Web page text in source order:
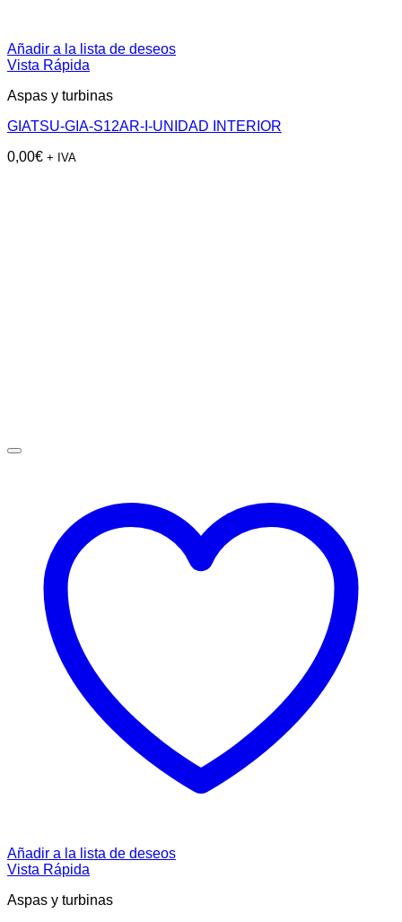
Añadir a la lista de deseos
Vista Rápida
Aspas y turbinas
GIATSU-GIA-S12AR-I-UNIDAD INTERIOR
0,00€ + IVA
Añadir a la lista de deseos
Vista Rápida
Aspas y turbinas